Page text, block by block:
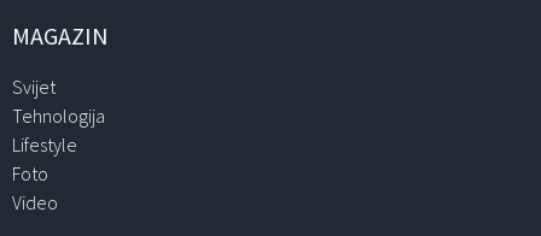
MAGAZIN
Svijet
Tehnologija
Lifestyle
Foto
Video